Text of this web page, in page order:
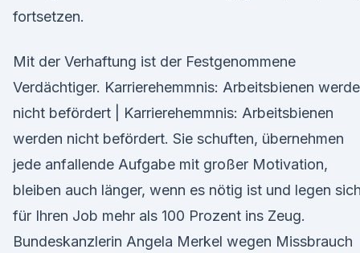
fortsetzen.
Mit der Verhaftung ist der Festgenommene
Verdächtiger. Karrierehemmnis: Arbeitsbienen
nicht befördert | Karrierehemmnis: Arbeitsbienen
werden nicht befördert. Sie schuften, übernehmen
jede anfallende Aufgabe mit großer Motivation,
bleiben auch länger, wenn es nötig ist und legen sich
für Ihren Job mehr als 100 Prozent ins Zeug.
Bundeskanzlerin Angela Merkel wegen Missbrauch